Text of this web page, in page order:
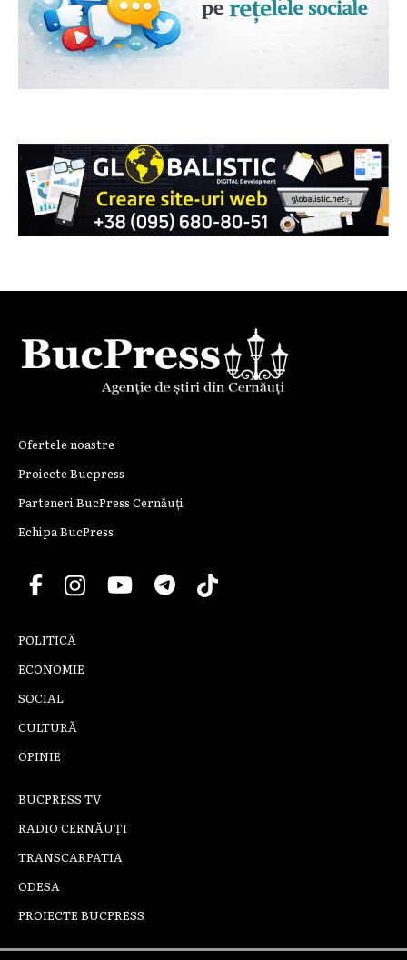
Ofertele noastre
Proiecte Bucpress
Parteneri BucPress Cernăuți
Echipa BucPress
POLITICĂ
ECONOMIE
SOCIAL
CULTURĂ
OPINIE
BUCPRESS TV
RADIO CERNĂUȚI
TRANSCARPATIA
ODESA
PROIECTE BUCPRESS